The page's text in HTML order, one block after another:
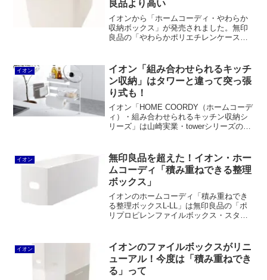
良品より高い
イオンから「ホームコーディ・やわらか
収納ボックス」が発売されました。無印
良品の「やわらかポリエチレンケース」
イソーはもちろん、無印良品、ニトリ、
ナフコ、ヒマラヤ化学と比較しても価格
が高いです。
イオン
イオン「組み合わせられるキッチ
ン収納」はタワーと違って突っ張
り式も！
イオン「HOME COORDY（ホームコーデ
ィ）・組み合わせられるキッチン収納シ
リーズ」は山崎実業・towerシリーズのの
パーツを引っ掛けることもマグネットで
くっつけることもできます。また、突っ
張り式やコーナータイプもあります。
イオン
無印良品を超えた！イオン・ホー
ムコーディ「積み重ねできる整理
ボックス」
イオンのホームコーディ「積み重ねでき
る整理ボックスL-LL」は無印良品の「ポ
リプロピレンファイルボックス・スタン
と、高さが1/3のものと、奥行が4サイズ
ずつ揃っており、サイズバリエーション
が豊富です。
イオン
イオンのファイルボックスがリニ
ューアル！今度は「積み重ねでき
る」って